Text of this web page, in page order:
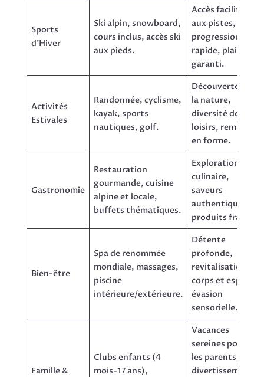
Sports
d’Hiver
Ski alpin, snowboard,
cours inclus, accès ski
aux pieds.
Accès facilité
aux pistes,
progression
rapide, plaisir
garanti.
Activités
Estivales
Randonnée, cyclisme,
kayak, sports
nautiques, golf.
Découverte de
la nature,
diversité des
loisirs, remise
en forme.
Gastronomie
Restauration
gourmande, cuisine
alpine et locale,
buffets thématiques.
Exploration
culinaire,
saveurs
authentiques,
produits frais.
Bien-être
Spa de renommée
mondiale, massages,
piscine
intérieure/extérieure.
Détente
profonde,
revitalisation
corps et esprit,
évasion
sensorielle.
Famille &
Clubs enfants (4
mois-17 ans),
Vacances
sereines pour
les parents,
divertissement